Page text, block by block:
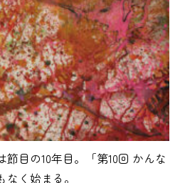
節目の10年目。「第10回 かんな
く始まる。